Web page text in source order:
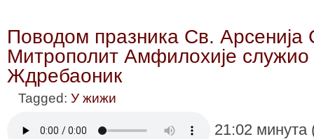
Поводом празника Св. Арсенија
Митрополит Амфилохије служио
Ждребаоник
Tagged: У жижи
21:02